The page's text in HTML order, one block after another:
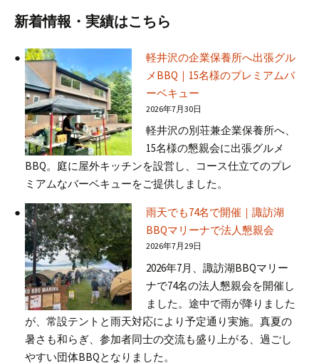
新着情報・実績はこちら
軽井沢の企業保養所へ出張グル
メBBQ｜15名様のプレミアムバ
ーベキュー
2026年7月30日
軽井沢の別荘兼企業保養所へ、
15名様の懇親会に出張グルメ
BBQ。庭に屋外キッチンを設営し、コース仕立てのプレ
ミアムなバーベキューをご提供しました。
雨天でも74名で開催｜諏訪湖
BBQマリーナで法人懇親会
2026年7月29日
2026年7月、諏訪湖BBQマリー
ナで74名の法人懇親会を開催し
ました。途中で雨が降りました
が、常設テントと雨天対応により予定通り実施。真夏の
暑さも和らぎ、参加者同士の交流も盛り上がる、過ごし
やすい団体BBQとなりました。